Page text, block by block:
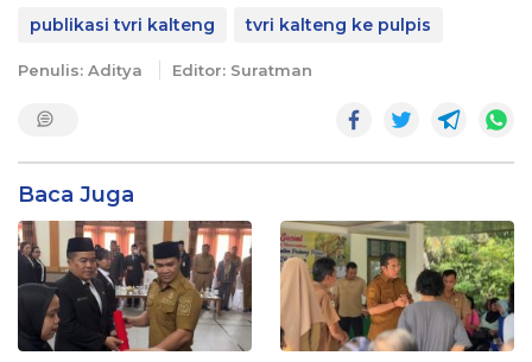
publikasi tvri kalteng tvri kalteng ke pulpis
Penulis: Aditya Editor: Suratman
Baca Juga